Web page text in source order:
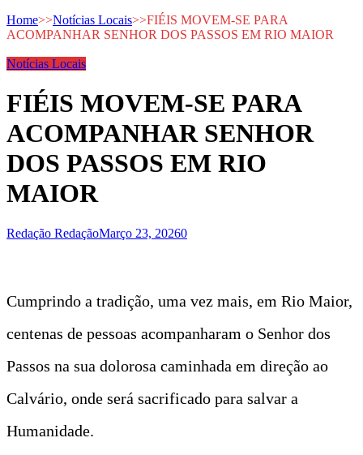
Home>>Notícias Locais>>FIÉIS MOVEM-SE PARA
ACOMPANHAR SENHOR DOS PASSOS EM RIO MAIOR
Notícias Locais
FIÉIS MOVEM-SE PARA
ACOMPANHAR SENHOR
DOS PASSOS EM RIO
MAIOR
Redação RedaçãoMarço 23, 20260
Cumprindo a tradição, uma vez mais, em Rio Maior,
centenas de pessoas acompanharam o Senhor dos
Passos na sua dolorosa caminhada em direção ao
Calvário, onde será sacrificado para salvar a
Humanidade.